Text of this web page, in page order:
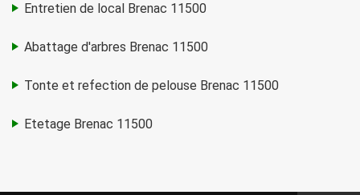
Entretien de local Brenac 11500
Abattage d'arbres Brenac 11500
Tonte et refection de pelouse Brenac 11500
Etetage Brenac 11500